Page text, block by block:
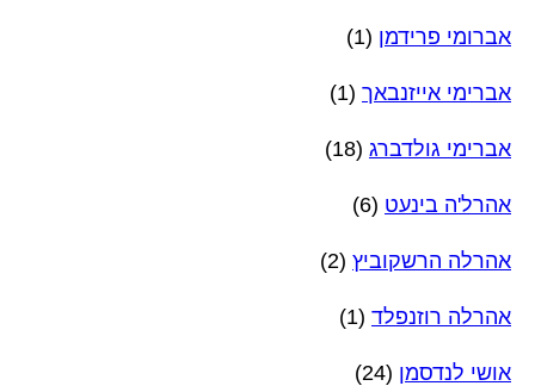
אברומי פרידמן (1)
אברימי אייזנבאך (1)
אברימי גולדברג (18)
אהרל'ה בינעט (6)
אהרלה הרשקוביץ (2)
אהרלה רוזנפלד (1)
אושי לנדסמן (24)